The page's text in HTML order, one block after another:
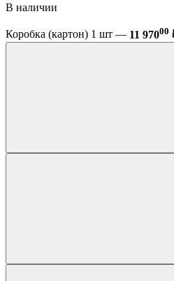
В наличии
Коробка (картон) 1 шт — 11 97000